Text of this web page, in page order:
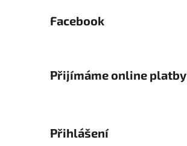
Facebook
Přijímáme online platby
Přihlášení